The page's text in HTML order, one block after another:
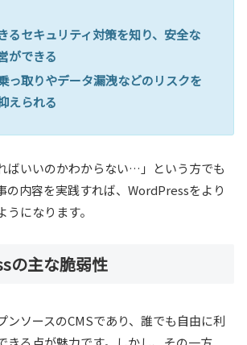
るセキュリティ対策を知り、安全な
ができる
っ取りやデータ漏洩などのリスクを
えられる
ばいいのかわからない…」という方でも
の内容を実践すれば、WordPressをより
になります。
の主な脆弱性
ンソースのCMSであり、誰でも自由に利